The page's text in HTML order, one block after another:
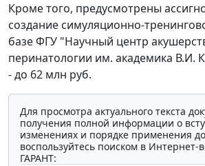
Кроме того, предусмотрены
создание симуляционно-
базе ФГУ "Научный центр
перинатологии им. академика В.И.
- до 62 млн руб.
Для просмотра актуального текста
получения полной информации о
изменениях и порядке применения
воспользуйтесь поиском в Интернет-
ГАРАНТ: